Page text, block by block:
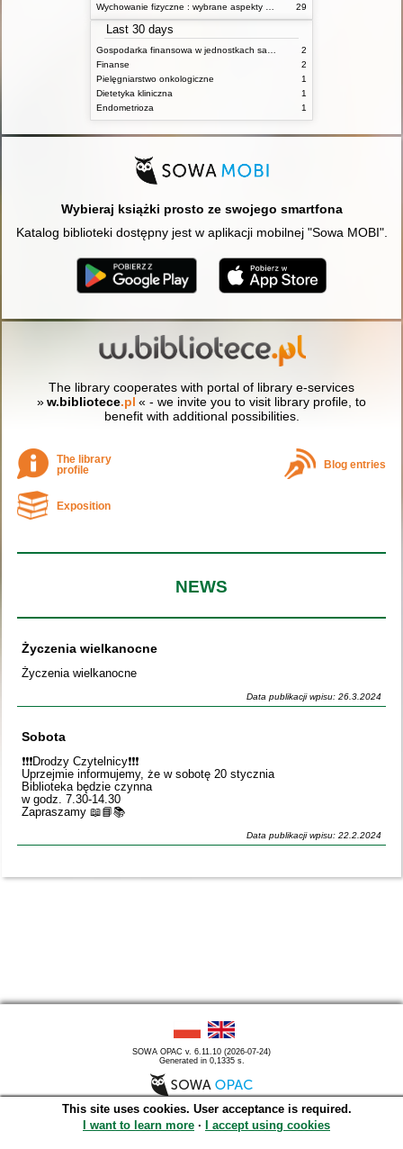
29
Last 30 days
2
Finanse
2
Pielęgniarstwo onkologiczne
1
Dietetyka kliniczna
1
Endometrioza
1
Wybieraj książki prosto ze swojego smartfona
Katalog biblioteki dostępny jest w aplikacji mobilnej "Sowa MOBI".
The library cooperates with portal of library e-services
»w.bibliotece.pl « - we invite you to visit library profile, to
benefit with additional possibilities.
The library
profile
Blog entries
Exposition
NEWS
Życzenia wielkanocne
Życzenia wielkanocne
Data publikacji wpisu: 26.3.2024
Sobota
❗️❗️❗️Drodzy Czytelnicy❗️❗️❗️
Uprzejmie informujemy, że w sobotę 20 stycznia
Biblioteka będzie czynna
w godz. 7.30-14.30
Zapraszamy 📖📘📚
Data publikacji wpisu: 22.2.2024
SOWA OPAC v. 6.11.10 (2026-07-24)
Generated in 0,1335 s.
This site uses cookies. User acceptance is required.
I want to learn more ∙ I accept using cookies